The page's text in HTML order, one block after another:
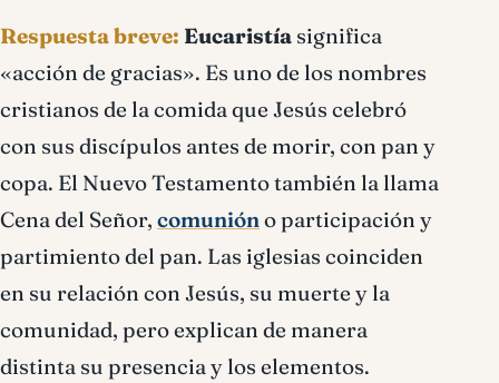
Respuesta breve: Eucaristía significa
«acción de gracias». Es uno de los nombres
cristianos de la comida que Jesús celebró
con sus discípulos antes de morir, con pan y
copa. El Nuevo Testamento también la llama
Cena del Señor, comunióno participación y
partimiento del pan. Las iglesias coinciden
en su relación con Jesús, su muerte y la
comunidad, pero explican de manera
distinta su presencia y los elementos.